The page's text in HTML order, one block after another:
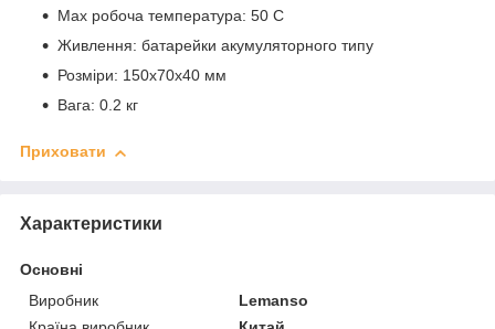
Max робоча температура: 50 С
Живлення: батарейки акумуляторного типу
Розміри: 150х70х40 мм
Вага: 0.2 кг
Приховати
Характеристики
Основні
Виробник
Lemanso